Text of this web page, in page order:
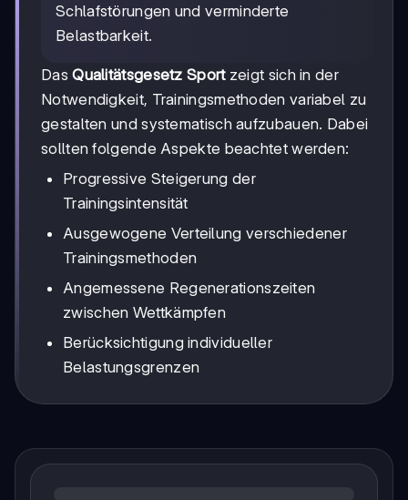
Schlafstörungen und verminderte
Belastbarkeit.
DasQualitätsgesetz Sportzeigt sich in der
Notwendigkeit, Trainingsmethoden variabel zu
gestalten und systematisch aufzubauen. Dabei
sollten folgende Aspekte beachtet werden:
Progressive Steigerung der
Trainingsintensität
Ausgewogene Verteilung verschiedener
Trainingsmethoden
Angemessene Regenerationszeiten
zwischen Wettkämpfen
Berücksichtigung individueller
Belastungsgrenzen